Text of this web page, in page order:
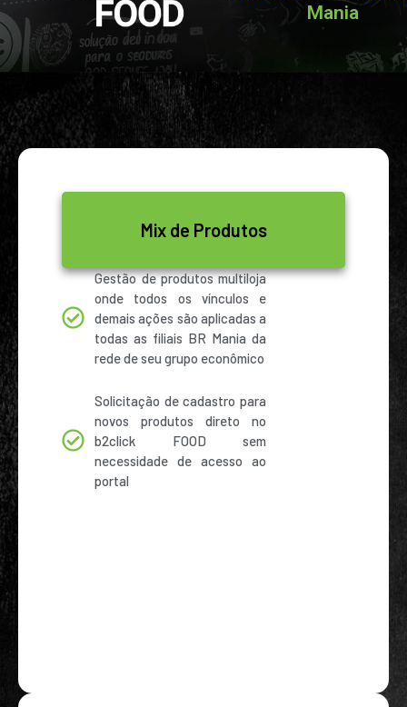
Mania
Mix de Produtos
Gestão de produtos multiloja
onde todos os vínculos e
demais ações são aplicadas a
todas as filiais BR Mania da
rede de seu grupo econômico
Solicitação de cadastro para
novos produtos direto no
b2click FOOD sem
necessidade de acesso ao
portal